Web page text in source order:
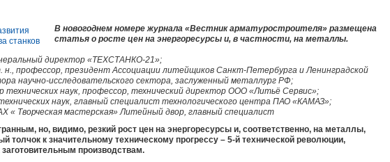
В новогоднем номере журнала «Вестник арматуростроителя» размещена
статья о росте цен на энергоресурсы и, в частности, на металлы.
директор «ТЕХСТАНКО-21»;
н., профессор, президент Ассоциации литейщиков Санкт-Петербурга и Ленинградской
научно-исследовательского сектора, заслуженный металлург РФ;
наук, профессор, технический директор ООО «Литьё Сервис»;
наук, главный специалист технологического центра ПАО «КАМАЗ»;
« Творческая мастерская» Литейный двор, главный специалист
но, видимо, резкий рост цен на энергоресурсы и, соответственно, на металлы,
толчок к значительному техническому прогрессу – 5-й технической революции,
производствам.